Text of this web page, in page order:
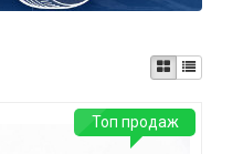
Топ продаж